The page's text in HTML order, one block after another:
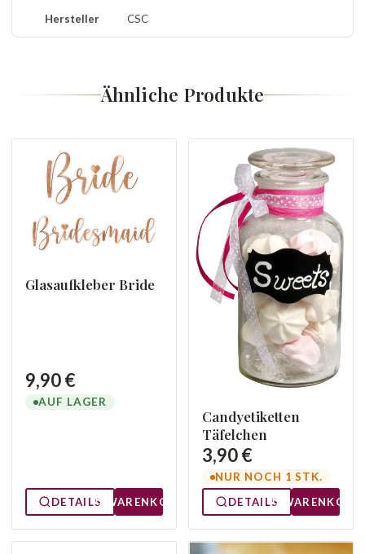
Hersteller CSC
Ähnliche Produkte
Glasaufkleber Bride
9,90 €
AUF LAGER
DETAILS WARENKORB
Candyetiketten
Täfelchen
3,90 €
NUR NOCH 1 STK.
DETAILS
WARENKORB